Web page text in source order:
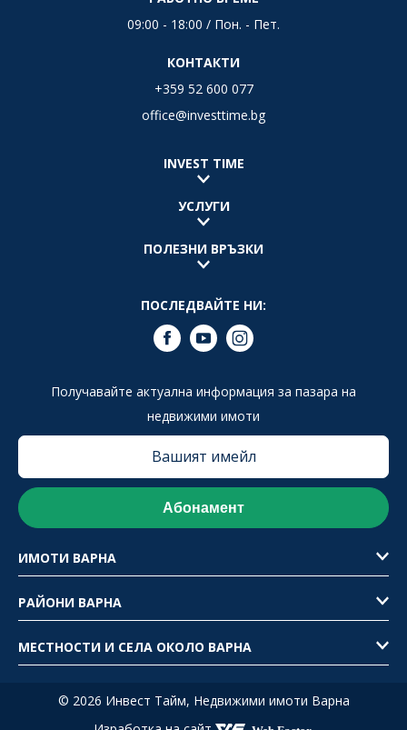
09:00 - 18:00 / Пон. - Пет.
КОНТАКТИ
+359 52 600 077
office@investtime.bg
INVEST TIME
УСЛУГИ
ПОЛЕЗНИ ВРЪЗКИ
ПОСЛЕДВАЙТЕ НИ:
Получавайте актуална информация за пазара на
недвижими имоти
ИМОТИ ВАРНА
РАЙОНИ ВАРНА
МЕСТНОСТИ И СЕЛА ОКОЛО ВАРНА
© 2026 Инвест Тайм, Недвижими имоти Варна